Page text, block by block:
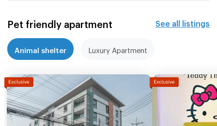
Pet friendly apartment See all listings
Animal shelter Luxury Apartment